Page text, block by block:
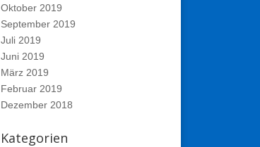
Oktober 2019
September 2019
Juli 2019
Juni 2019
März 2019
Februar 2019
Dezember 2018
Kategorien